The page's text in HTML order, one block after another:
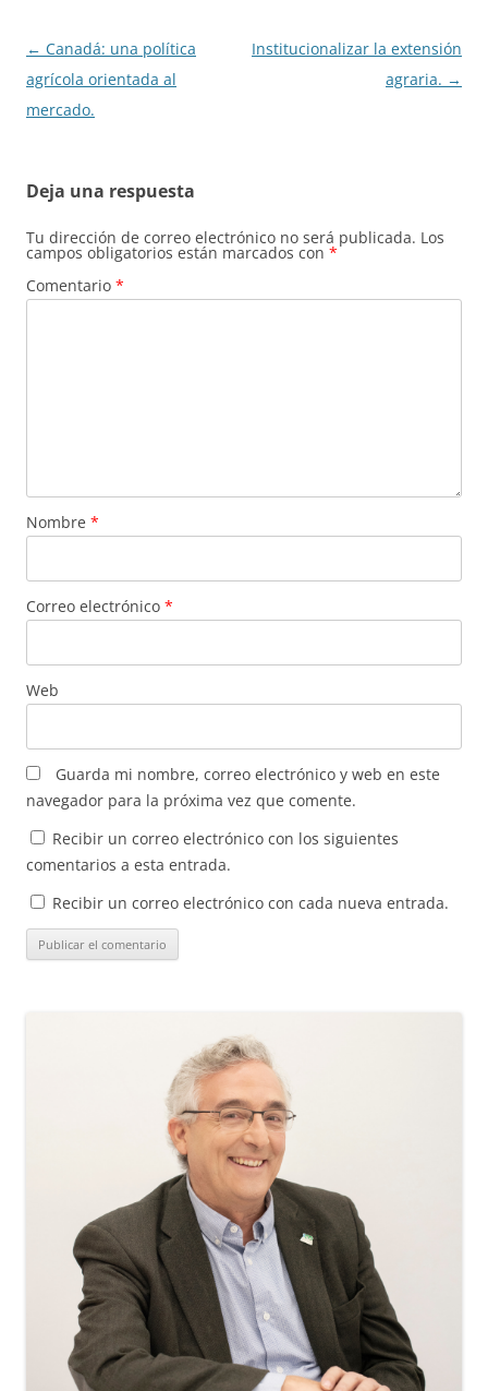
Navegación
de
entradas
← Canadá: una política
agrícola orientada al
mercado.
Institucionalizar la extensión
agraria. →
Deja una respuesta
Tu dirección de correo electrónico no será publicada. Los
campos obligatorios están marcados con *
Comentario *
Nombre *
Correo electrónico *
Web
Guarda mi nombre, correo electrónico y web en este
navegador para la próxima vez que comente.
Recibir un correo electrónico con los siguientes
comentarios a esta entrada.
Recibir un correo electrónico con cada nueva entrada.